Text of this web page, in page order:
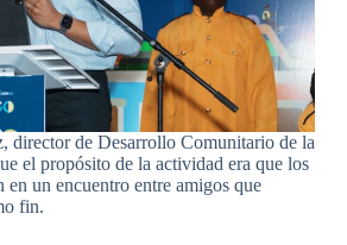
director de Desarrollo Comunitario de la
el propósito de la actividad era que los
en un encuentro entre amigos que
fin.